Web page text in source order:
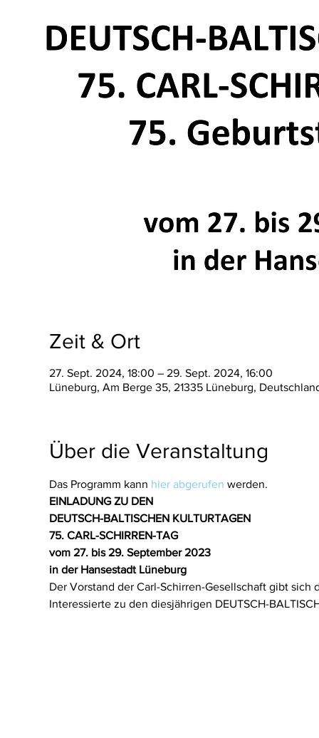
Zeit & Ort
27. Sept. 2024, 18:00 – 29. Sept. 2024, 16:00
Lüneburg, Am Berge 35, 21335 Lüneburg,
Über die Veranstaltung
Das Programm kann hier abgerufen werden.
EINLADUNG ZU DEN
DEUTSCH-BALTISCHEN KULTURTAGEN
75. CARL-SCHIRREN-TAG
vom 27. bis 29. September 2023
in der Hansestadt Lüneburg
Der Vorstand der Carl-Schirren-Gesellschaft gibt
Interessierte zu den diesjährigen DEUTSCH-